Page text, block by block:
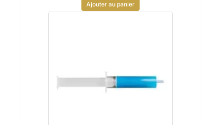
Ajouter au panier